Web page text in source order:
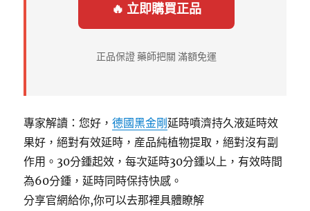
🔥 立即購買正品
正品保證 藥師把關 滿額免運
專家解讀：您好，德國黑金剛延時噴濟持久液延時效
果好，絕對有效延時，産品純植物提取，絕對沒有副
作用。30分鍾起效，每次延時30分鍾以上，有效時間
為60分鍾，延時同時保持快感。
分享官網給你,你可以去那裡具體瞭解